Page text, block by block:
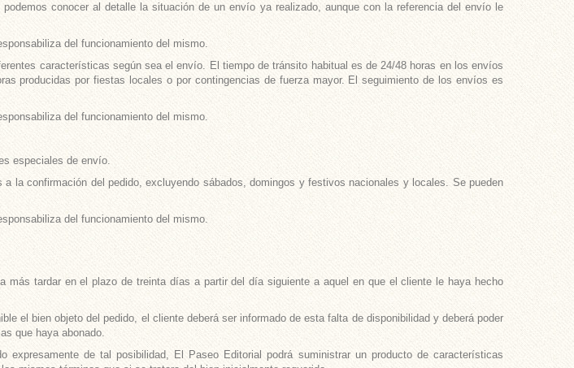
conocer al detalle la situación de un envío ya realizado, aunque con la referencia del envío le
del funcionamiento del mismo.
características según sea el envío. El tiempo de tránsito habitual es de 24/48 horas en los envíos
producidas por fiestas locales o por contingencias de fuerza mayor. El seguimiento de los envíos es
del funcionamiento del mismo.
especiales de envío.
la confirmación del pedido, excluyendo sábados, domingos y festivos nacionales y locales. Se pueden
del funcionamiento del mismo.
tardar en el plazo de treinta días a partir del día siguiente a aquel en que el cliente le haya hecho
el bien objeto del pedido, el cliente deberá ser informado de esta falta de disponibilidad y deberá poder
que haya abonado.
de tal posibilidad, El Paseo Editorial podrá suministrar un producto de características